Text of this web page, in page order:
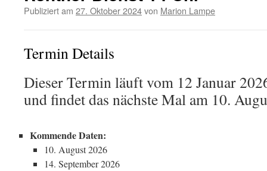
Publiziert am 27. Oktober 2024von Marion Lampe
Termin Details
Dieser Termin läuft vom 12 Januar
und findet das nächste Mal am 10.
Kommende Daten:
10. August 2026
14. September 2026